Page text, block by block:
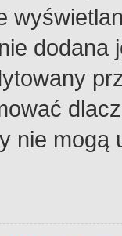
dodana
nie